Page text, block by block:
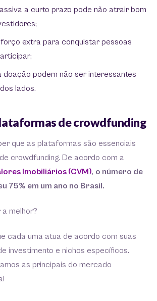
a curto prazo pode não atrair bom
extra para conquistar pessoas
doação podem não ser interessantes
lados.
de crowdfunding
que as plataformas são essenciais
crowdfunding. De acordo com a
Imobiliários (CVM), o número de
75% em um ano no Brasil.
melhor?
cada uma atua de acordo com suas
investimento e nichos específicos.
as principais do mercado